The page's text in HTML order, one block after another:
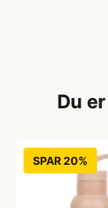
Du
SPAR 20%